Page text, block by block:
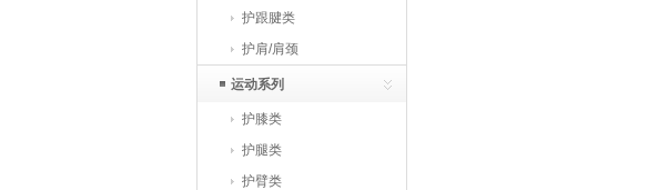
护跟腱类
护肩/肩颈
运动系列
护膝类
护腿类
护臂类